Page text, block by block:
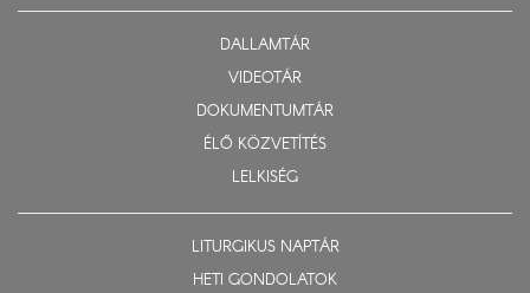
DALLAMTÁR
VIDEOTÁR
DOKUMENTUMTÁR
ÉLŐ KÖZVETÍTÉS
LELKISÉG
LITURGIKUS NAPTÁR
HETI GONDOLATOK